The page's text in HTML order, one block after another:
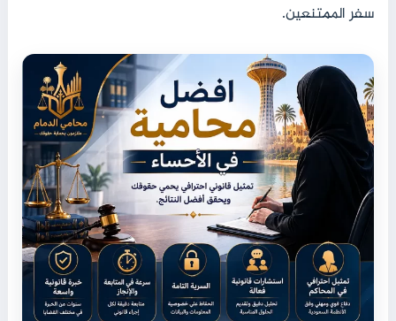
سفر الممتنعين.